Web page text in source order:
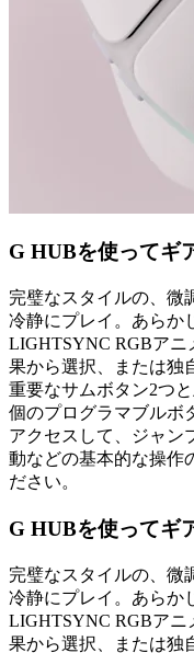
G HUBを使ってギ
完璧なスタイルの、微
冷静にプレイ。あらか
LIGHTSYNC RGBアニ
果から選択、または独
重要なサムボタン2つ
個のプログラマブルボ
アクセスして、ジャン
動などの基本的な操作
ださい。
G HUBを使ってギ
完璧なスタイルの、微
冷静にプレイ。あらか
LIGHTSYNC RGBアニ
果から選択、または独